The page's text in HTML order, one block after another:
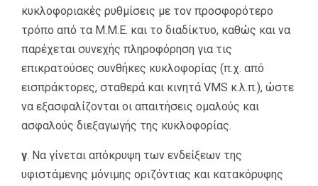
κυκλοφοριακές ρυθμίσεις με τον προσφορότερο
τρόπο από τα Μ.Μ.Ε. και το διαδίκτυο, καθώς και να
παρέχεται συνεχής πληροφόρηση για τις
επικρατούσες συνθήκες κυκλοφορίας (π.χ. από
εισπράκτορες, σταθερά και κινητά VMS κ.λ.π.), ώστε
να εξασφαλίζονται οι απαιτήσεις ομαλούς και
ασφαλούς διεξαγωγής της κυκλοφορίας.
γ. Να γίνεται απόκρυψη των ενδείξεων της
υφιστάμενης μόνιμης οριζόντιας και κατακόρυφης